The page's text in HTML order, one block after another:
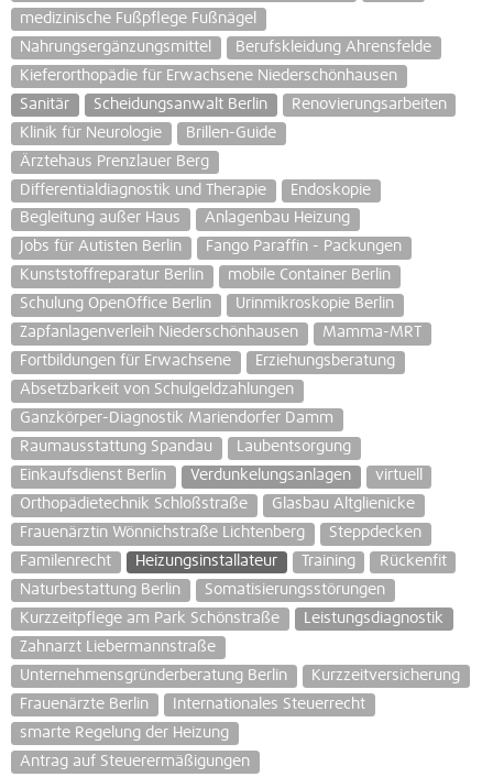
medizinische Fußpflege Fußnägel
Nahrungsergänzungsmittel
Berufskleidung Ahrensfelde
Kieferorthopädie für Erwachsene Niederschönhausen
Sanitär
Scheidungsanwalt Berlin
Renovierungsarbeiten
Klinik für Neurologie
Brillen-Guide
Ärztehaus Prenzlauer Berg
Differentialdiagnostik und Therapie
Endoskopie
Begleitung außer Haus
Anlagenbau Heizung
Jobs für Autisten Berlin
Fango Paraffin - Packungen
Kunststoffreparatur Berlin
mobile Container Berlin
Schulung OpenOffice Berlin
Urinmikroskopie Berlin
Zapfanlagenverleih Niederschönhausen
Mamma-MRT
Fortbildungen für Erwachsene
Erziehungsberatung
Absetzbarkeit von Schulgeldzahlungen
Ganzkörper-Diagnostik Mariendorfer Damm
Raumausstattung Spandau
Laubentsorgung
Einkaufsdienst Berlin
Verdunkelungsanlagen
virtuell
Orthopädietechnik Schloßstraße
Glasbau Altglienicke
Frauenärztin Wönnichstraße Lichtenberg
Steppdecken
Familenrecht
Heizungsinstallateur Training
Rückenfit
Naturbestattung Berlin
Somatisierungsstörungen
Kurzzeitpflege am Park Schönstraße
Leistungsdiagnostik
Zahnarzt Liebermannstraße
Unternehmensgründerberatung Berlin
Kurzzeitversicherung
Frauenärzte Berlin
Internationales Steuerrecht
smarte Regelung der Heizung
Antrag auf Steuerermäßigungen